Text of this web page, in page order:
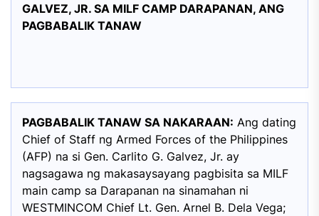
GALVEZ, JR. SA MILF CAMP DARAPANAN, ANG
PAGBABALIK TANAW
PAGBABALIK TANAW SA NAKARAAN: Ang dating
Chief of Staff ng Armed Forces of the Philippines
(AFP) na si Gen. Carlito G. Galvez, Jr. ay
nagsagawa ng makasaysayang pagbisita sa MILF
main camp sa Darapanan na sinamahan ni
WESTMINCOM Chief Lt. Gen. Arnel B. Dela Vega;